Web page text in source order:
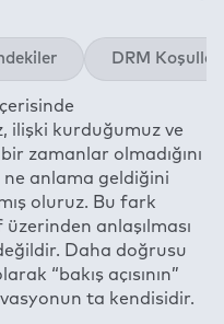
Twitter
Whatsapp
E-mail
DRM Koşulları
ilişki kurduğumuz ve
zamanlar olmadığını
anlama geldiğini
oluruz. Bu fark
anlaşılması
Daha doğrusu
“bakış açısının”
ta kendisidir.